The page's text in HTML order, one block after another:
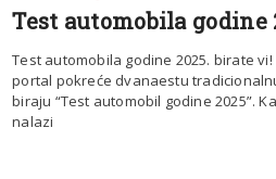
Test automobila godine
Test automobila godine 2025. birate vi!
portal pokreće dvanaestu
biraju “Test automobil godine 2025”.
nalazi